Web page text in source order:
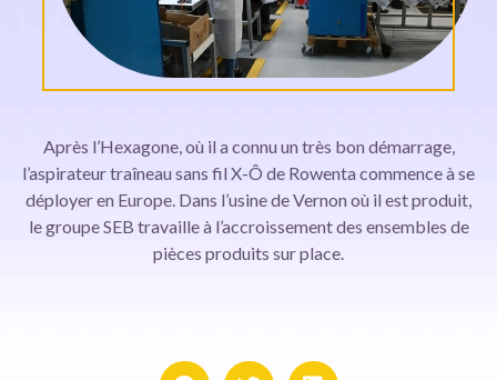
Après l’Hexagone, où il a connu un très bon démarrage,
l’aspirateur traîneau sans fil X-Ô de Rowenta commence à se
déployer en Europe. Dans l’usine de Vernon où il est produit,
le groupe SEB travaille à l’accroissement des ensembles de
pièces produits sur place.